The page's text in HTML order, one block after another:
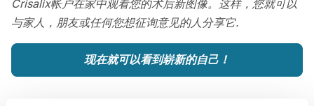
Crisalix帐户在家中观看您的术后新图像。这样，您就可以
与家人，朋友或任何您想征询意见的人分享它.
现在就可以看到崭新的自己！